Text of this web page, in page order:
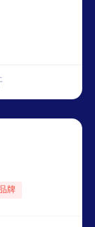
牌